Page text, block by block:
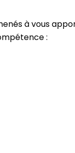
à vous
: